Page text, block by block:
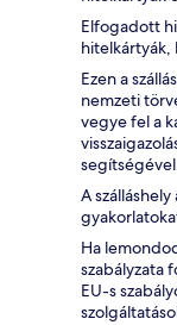
Elfogadott
hitelkártyák,
Ezen a
nemzeti
vegye fel a
A
Ha
szabályzata
EU-s